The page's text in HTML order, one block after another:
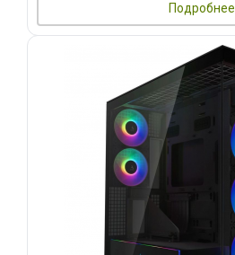
Подробнее